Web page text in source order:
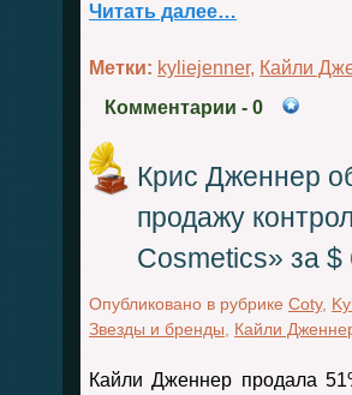
Читать далее…
Метки: kyliejenner, Кайли
Комментарии - 0
Крис Дженнер
продажу
Cosmetics» за
Опубликовано в рубрике Coty,
Звезды и бренды
Кайли
Кайли Дженнер продала